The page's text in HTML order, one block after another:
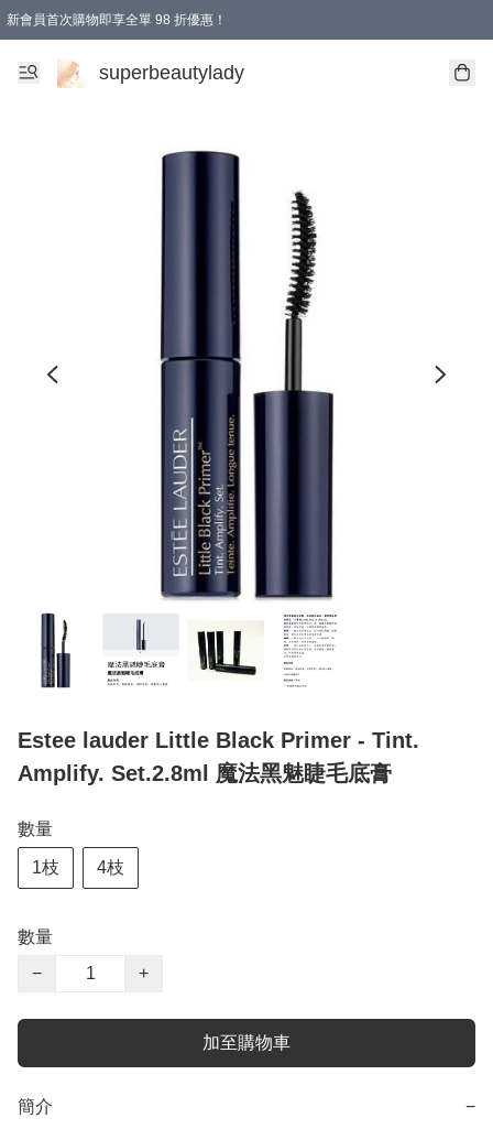
新會員首次購物即享全單 98 折優惠！
會員折扣優惠
superbeautylady
Estee lauder Little Black Primer - Tint.
Amplify. Set.2.8ml 魔法黑魅睫毛底膏
數量
1枝 4枝
數量
−
+
加至購物車
簡介 −